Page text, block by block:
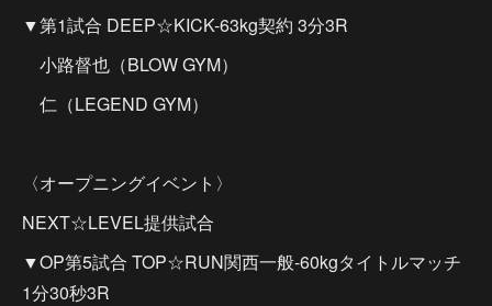
▼第1試合 DEEP☆KICK-63kg契約 3分3R
小路督也（BLOW GYM）
仁（LEGEND GYM）
〈オープニングイベント〉
NEXT☆LEVEL提供試合
▼OP第5試合 TOP☆RUN関西一般-60kgタイトルマッチ
1分30秒3R